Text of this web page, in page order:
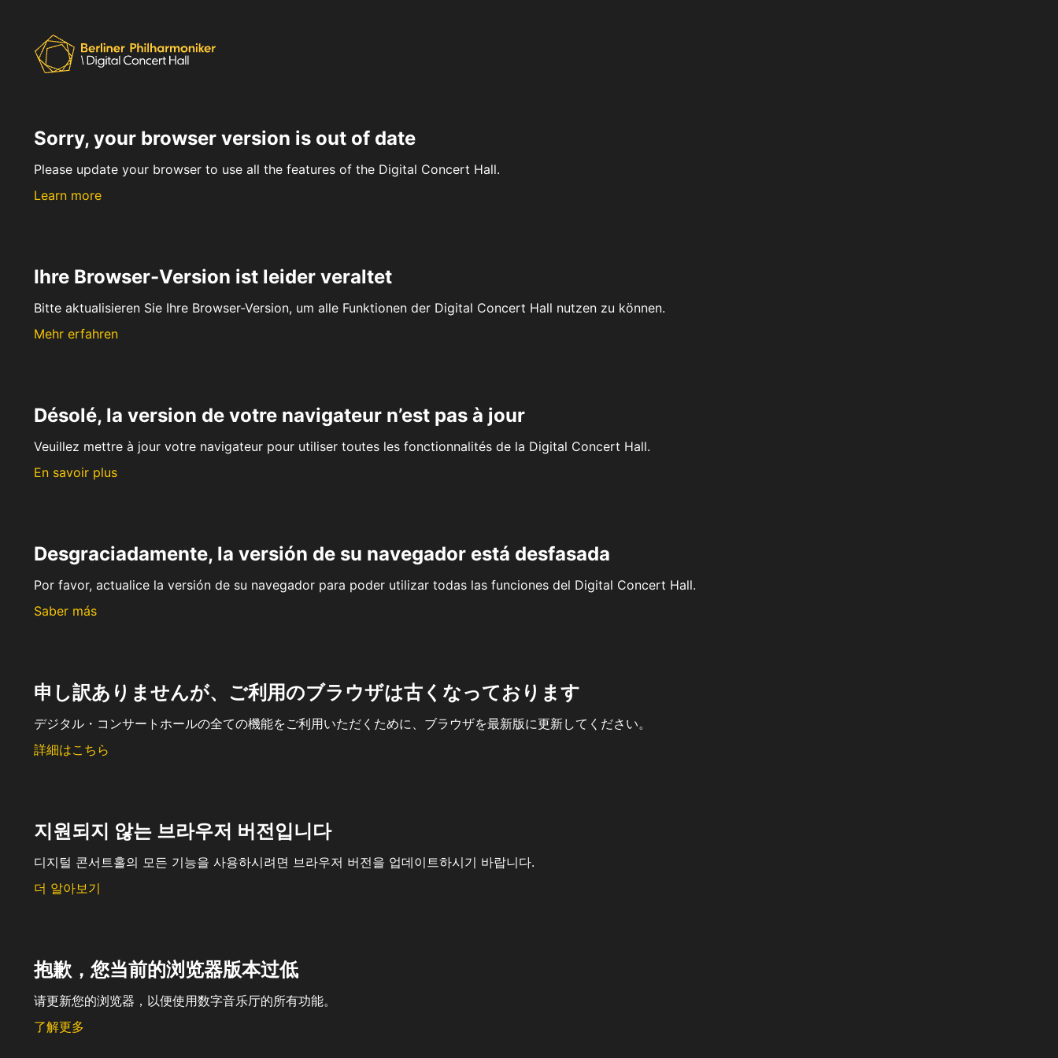
Sorry, your browser version is out of date
Please update your browser to use all the features of the Digital Concert Hall.
Learn more
Ihre Browser-Version ist leider veraltet
Bitte aktualisieren Sie Ihre Browser-Version, um alle Funktionen der Digital Concert Hall nutzen zu können.
Mehr erfahren
Désolé, la version de votre navigateur n’est pas à jour
Veuillez mettre à jour votre navigateur pour utiliser toutes les fonctionnalités de la Digital Concert Hall.
En savoir plus
Desgraciadamente, la versión de su navegador está desfasada
Por favor, actualice la versión de su navegador para poder utilizar todas las funciones del Digital Concert Hall.
Saber más
申し訳ありませんが、ご利用のブラウザは古くなっております
デジタル・コンサートホールの全ての機能をご利用いただくために、ブラウザを最新版に更新してください。
詳細はこちら
지원되지 않는 브라우저 버전입니다
디지털 콘서트홀의 모든 기능을 사용하시려면 브라우저 버전을 업데이트하시기 바랍니다.
더 알아보기
抱歉，您当前的浏览器版本过低
请更新您的浏览器，以便使用数字音乐厅的所有功能。
了解更多